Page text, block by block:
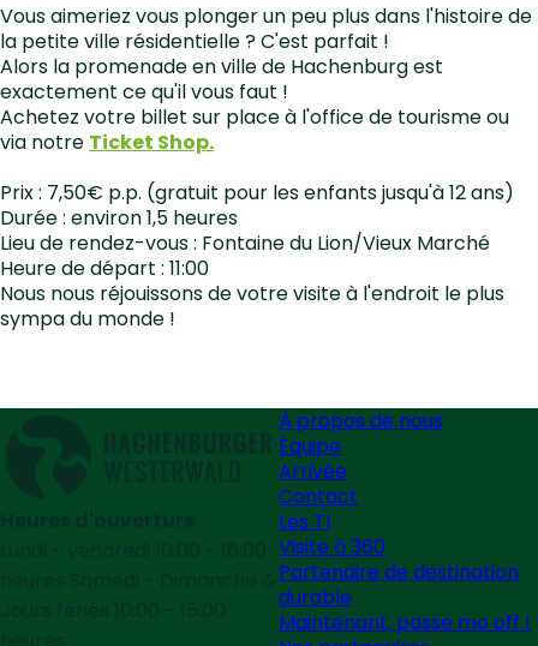
Vous aimeriez vous plonger un peu plus dans l'histoire de
la petite ville résidentielle ? C'est parfait !
Alors la promenade en ville de Hachenburg est
exactement ce qu'il vous faut !
Achetez votre billet sur place à l'office de tourisme ou
via notre Ticket Shop.
Prix : 7,50€ p.p. (gratuit pour les enfants jusqu'à 12 ans)
Durée : environ 1,5 heures
Lieu de rendez-vous : Fontaine du Lion/Vieux Marché
Heure de départ : 11:00
Nous nous réjouissons de votre visite à l'endroit le plus
sympa du monde !
À propos de nous
Équipe
Arrivée
Contact
Les TI
Visite à 360
Partenaire de destination
durable
Maintenant, passe mo off !